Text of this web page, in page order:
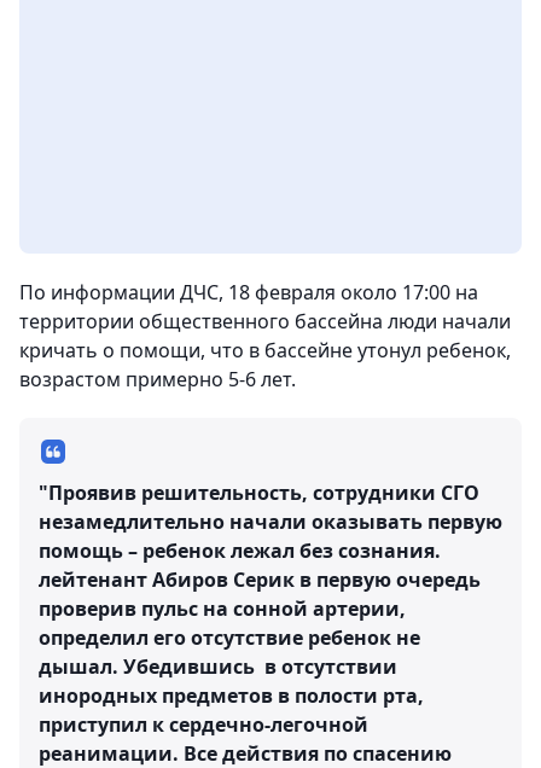
По информации ДЧС, 18 февраля около 17:00 на
территории общественного бассейна люди начали
кричать о помощи, что в бассейне утонул ребенок,
возрастом примерно 5-6 лет.
"Проявив решительность, сотрудники СГО
незамедлительно начали оказывать первую
помощь – ребенок лежал без сознания.
лейтенант Абиров Серик в первую очередь
проверив пульс на сонной артерии,
определил его отсутствие ребенок не
дышал. Убедившись в отсутствии
инородных предметов в полости рта,
приступил к сердечно-легочной
реанимации. Все действия по спасению